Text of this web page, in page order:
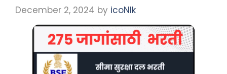
December 2, 2024 by icoNIk